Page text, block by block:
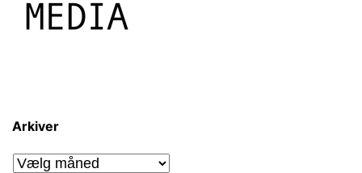
Arkiver
Arkiver